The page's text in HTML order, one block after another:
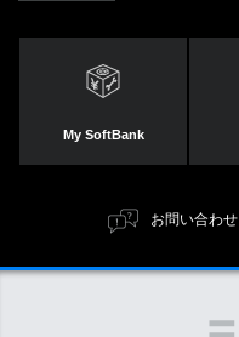
My SoftBank
お問い合わせ